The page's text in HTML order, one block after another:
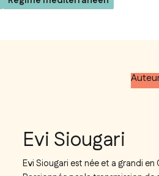
Evi Siougari
Evi Siougari est née et a grandi